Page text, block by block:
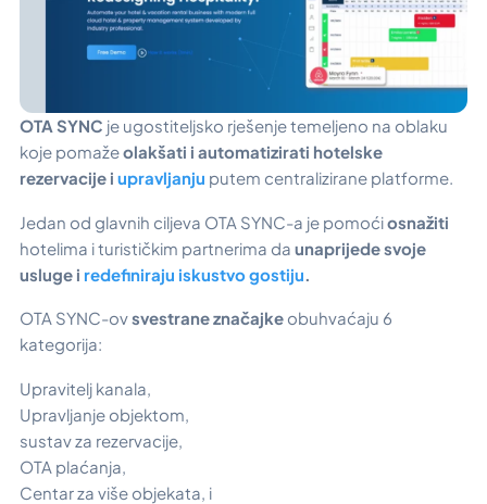
OTA SYNC je ugostiteljsko rješenje temeljeno na oblaku
koje pomažeolakšati i automatizirati hotelske
rezervacije i upravljanju putem centralizirane platforme.
Jedan od glavnih ciljeva OTA SYNC-a je pomoćiosnažiti
hotelima i turističkim partnerima da unaprijede svoje
usluge i redefiniraju iskustvo gostiju.
OTA SYNC-ovsvestrane značajke obuhvaćaju 6
kategorija:
Upravitelj kanala,
Upravljanje objektom,
sustav za rezervacije,
OTA plaćanja,
Centar za više objekata, i